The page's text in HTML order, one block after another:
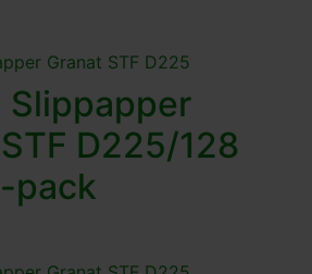
Slippapper
D225/128
pack